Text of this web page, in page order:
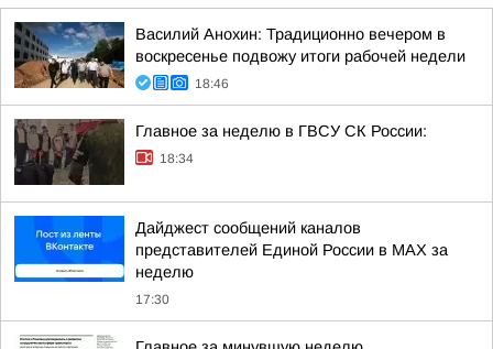
Василий Анохин: Традиционно вечером в
воскресенье подвожу итоги рабочей недели
18:46
Главное за неделю в ГВСУ СК России:
18:34
Дайджест сообщений каналов
представителей Единой России в МАХ за
неделю
17:30